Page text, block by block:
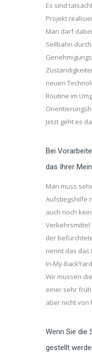
Es sind
Projekt
Man darf
Seilbahn
neuen
Routine im
Jetzt geht es
Bei
das Ihrer
Man muss
Aufstiegshilfe
auch noch
Verkehrsmittel
der
nennt das das
In-My-
Wir müssen
einer sehr
aber nicht von
Wenn Sie die
gestellt